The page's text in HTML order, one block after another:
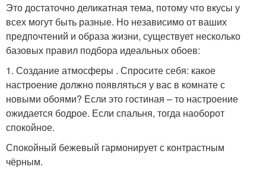
Это достаточно деликатная тема, потому что вкусы у
всех могут быть разные. Но независимо от ваших
предпочтений и образа жизни, существует несколько
базовых правил подбора идеальных обоев:
1. Создание атмосферы . Спросите себя: какое
настроение должно появляться у вас в комнате с
новыми обоями? Если это гостиная – то настроение
ожидается бодрое. Если спальня, тогда наоборот
спокойное.
Спокойный бежевый гармонирует с контрастным
чёрным.